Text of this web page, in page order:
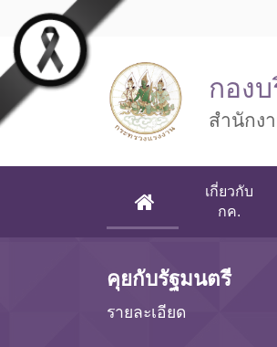
Skip to main content
กอง
สำนักง
(CURRENT)
เกี่ยวกับ
กค.
คุยกับรัฐมนตรี
รายละเอียด